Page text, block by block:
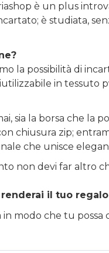
è un plus
è studiata,
la possibilità di
in tessuto
sia la borsa che la
chiusura zip;
che unisce
non devi far altro
il tuo
modo che tu possa